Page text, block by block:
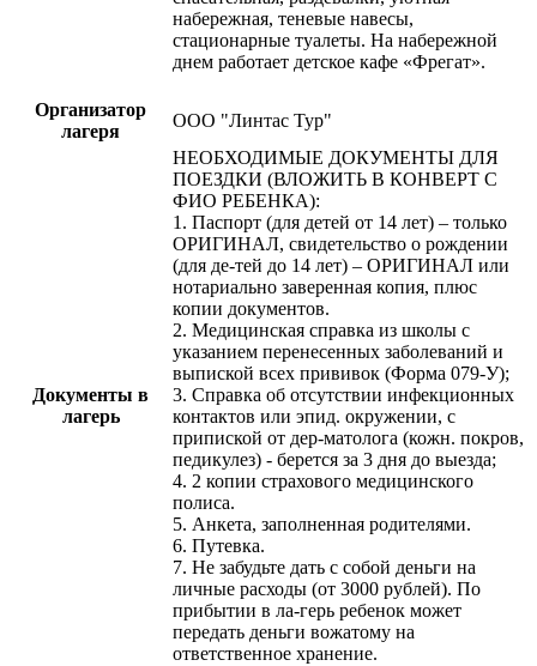
набережная, теневые навесы,
стационарные туалеты. На набережной
днем работает детское кафе «Фрегат».
Организатор
лагеря
OOO "Линтас Тур"
Документы в
лагерь
НЕОБХОДИМЫЕ ДОКУМЕНТЫ ДЛЯ
ПОЕЗДКИ (ВЛОЖИТЬ В КОНВЕРТ С
ФИО РЕБЕНКА):
1. Паспорт (для детей от 14 лет) – только
ОРИГИНАЛ, свидетельство о рождении
(для де-тей до 14 лет) – ОРИГИНАЛ или
нотариально заверенная копия, плюс
копии документов.
2. Медицинская справка из школы с
указанием перенесенных заболеваний и
выпиской всех прививок (Форма 079-У);
3. Справка об отсутствии инфекционных
контактов или эпид. окружении, с
припиской от дер-матолога (кожн. покров,
педикулез) - берется за 3 дня до выезда;
4. 2 копии страхового медицинского
полиса.
5. Анкета, заполненная родителями.
6. Путевка.
7. Не забудьте дать с собой деньги на
личные расходы (от 3000 рублей). По
прибытии в ла-герь ребенок может
передать деньги вожатому на
ответственное хранение.